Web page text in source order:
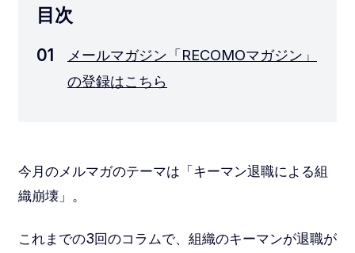
目次
メールマガジン「RECOMOマガジン」
の登録はこちら
今月のメルマガのテーマは「キーマン退職による組
織崩壊」。
これまでの3回のコラムで、組織のキーマンが退職が